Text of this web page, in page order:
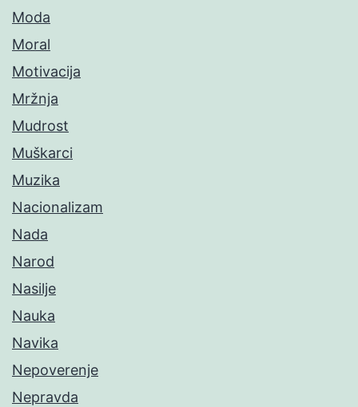
Moda
Moral
Motivacija
Mržnja
Mudrost
Muškarci
Muzika
Nacionalizam
Nada
Narod
Nasilje
Nauka
Navika
Nepoverenje
Nepravda